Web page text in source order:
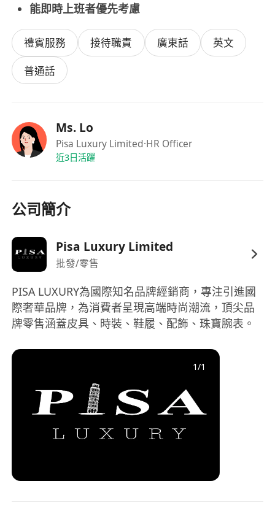
能即時上班者優先考慮
禮賓服務 接待職責 廣東話
英文
普通話
Ms. Lo
Pisa Luxury Limited·HR Officer
近3日活躍
公司簡介
Pisa Luxury Limited
批發/零售
PISA LUXURY為國際知名品牌經銷商，專注引進國
際奢華品牌，為消費者呈現高端時尚潮流，頂尖品
牌零售涵蓋皮具、時裝、鞋履、配飾、珠寶腕表。
1/1